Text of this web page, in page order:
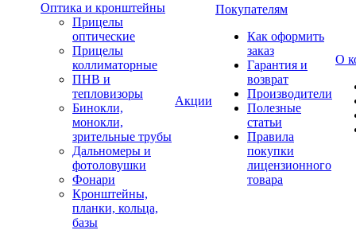
Оптика и кронштейны
Прицелы
оптические
Прицелы
коллиматорные
ПНВ и
тепловизоры
Бинокли,
монокли,
зрительные трубы
Дальномеры и
фотоловушки
Фонари
Кронштейны,
планки, кольца,
базы
Акции
Покупателям
Как оформить
заказ
Гарантия и
возврат
Производители
Полезные
статьи
Правила
покупки
лицензионного
товара
О